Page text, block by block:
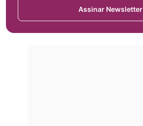
Assinar Newsletter